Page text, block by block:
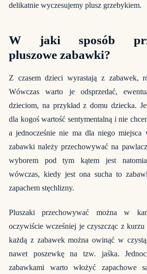
delikatnie wyczesujemy plusz grzebykiem.
W jaki sposób
pluszowe zabawki?
Z czasem dzieci wyrastają z zabawek,
Wówczas warto je odsprzedać,
dzieciom, na przykład z domu dziecka.
dla kogoś wartość sentymentalną i nie
a jednocześnie nie ma dla niego miejsca
zabawki należy przechowywać na
wyborem pod tym kątem jest
wówczas, kiedy jest ona sucha to
zapachem stęchlizny.
Pluszaki przechowywać można w
oczywiście wcześniej je czyszcząc z
każdą z zabawek można owinąć w
nawet poszewkę na tzw. jaśka.
zabawkami warto włożyć zapachowe